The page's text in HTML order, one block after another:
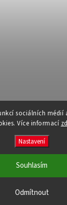
sociálních
Více informací
Nastavení
Odmítnout
Souhlasím